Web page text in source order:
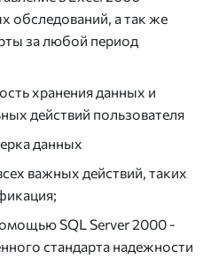
обследований, а так же
за любой период
хранения данных и
действий пользователя
данных
важных действий, таких
SQL Server 2000 -
стандарта надежности